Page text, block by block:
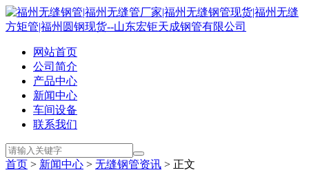
网站首页
公司简介
产品中心
新闻中心
车间设备
联系我们
首页 > 新闻中心 > 无缝钢管资讯 > 正文